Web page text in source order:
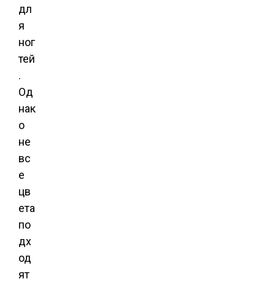
дл
я
ног
тей
.
Од
нак
о
не
вс
е
цв
ета
по
дх
од
ят